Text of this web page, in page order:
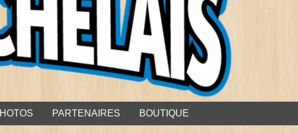
PARTENAIRES BOUTIQUE